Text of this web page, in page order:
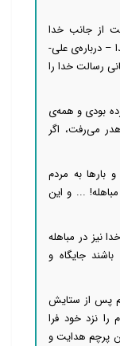
از جانب خدا
درباره‌ی علی-
رسالت خدا را
بودی و همه‌ی
می‌رفت، اگر
بارها به مردم
... و این
نیز در مباهله
جایگاه و
پس از ستایش
را نزد خود فرا
را به عنوان پرچم هدایت و